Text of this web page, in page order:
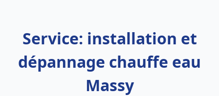
Service: installation et
dépannage chauffe eau
Massy